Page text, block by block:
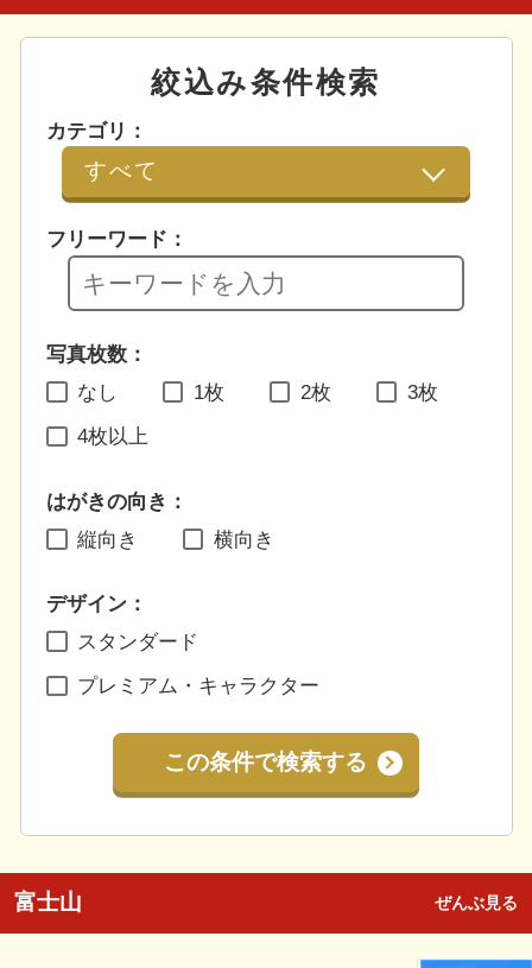
絞込み条件検索
カテゴリ：
フリーワード：
写真枚数：
なし
1枚 2枚 3枚
4枚以上
はがきの向き：
縦向き
横向き
デザイン：
スタンダード
プレミアム・キャラクター
この条件で検索する
富士山 ぜんぶ見る